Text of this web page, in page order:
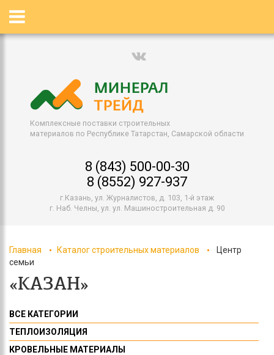
Комплексные поставки строительных
материалов по Республике Татарстан, Самарской области
8 (843) 500-00-30
8 (8552) 927-937
г.Казань, ул. Журналистов, д. 103, 1-й этаж
г. Наб. Челны, ул. ул. Машиностроительная д. 90
Главная Каталог строительных материалов
Центр
семьи
«КАЗАН»
ВСЕ КАТЕГОРИИ
ТЕПЛОИЗОЛЯЦИЯ
КРОВЕЛЬНЫЕ МАТЕРИАЛЫ